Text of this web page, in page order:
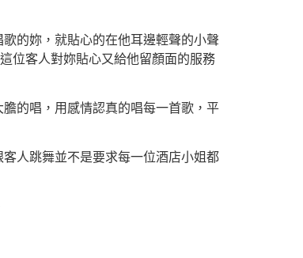
的妳，就貼心的在他耳邊輕聲的小聲
位客人對妳貼心又給他留顏面的服務
的唱，用感情認真的唱每一首歌，平
人跳舞並不是要求每一位酒店小姐都